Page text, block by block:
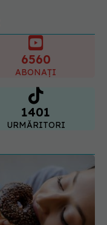
6560
ABONAȚI
1401
URMĂRITORI